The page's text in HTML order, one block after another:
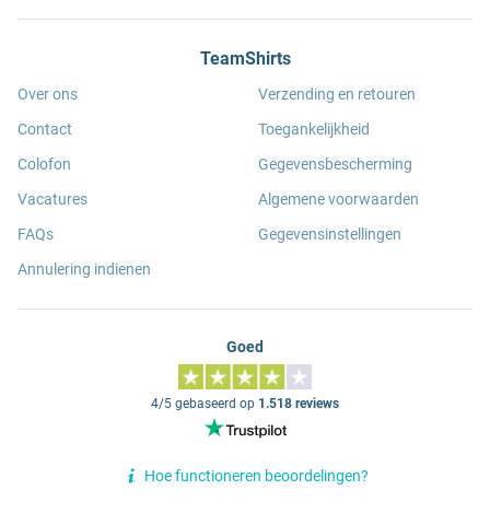
TeamShirts
Over ons
Contact
Colofon
Vacatures
FAQs
Annulering indienen
Verzending en retouren
Toegankelijkheid
Gegevensbescherming
Algemene voorwaarden
Gegevensinstellingen
Goed
4/5 gebaseerd op 1.518 reviews
Hoe functioneren beoordelingen?